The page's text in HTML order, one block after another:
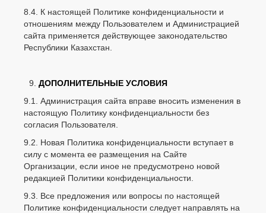
8.4. К настоящей Политике конфиденциальности и
отношениям между Пользователем и Администрацией
сайта применяется действующее законодательство
Республики Казахстан.
ДОПОЛНИТЕЛЬНЫЕ УСЛОВИЯ
9.1. Администрация сайта вправе вносить изменения в
настоящую Политику конфиденциальности без
согласия Пользователя.
9.2. Новая Политика конфиденциальности вступает в
силу с момента ее размещения на Сайте
Организации, если иное не предусмотрено новой
редакцией Политики конфиденциальности.
9.3. Все предложения или вопросы по настоящей
Политике конфиденциальности следует направлять на